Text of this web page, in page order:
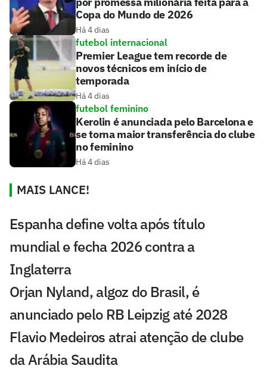
Copa do Mundo de 2026
Há 4 dias
futebol internacional
Premier League tem recorde de
novos técnicos em início de
temporada
Há 4 dias
futebol feminino
Kerolin é anunciada pelo Barcelona e
se torna maior transferência do clube
no feminino
Há 4 dias
MAIS LANCE!
Espanha define volta após título
mundial e fecha 2026 contra a
Inglaterra
Orjan Nyland, algoz do Brasil, é
anunciado pelo RB Leipzig até 2028
Flavio Medeiros atrai atenção de clube
da Arábia Saudita